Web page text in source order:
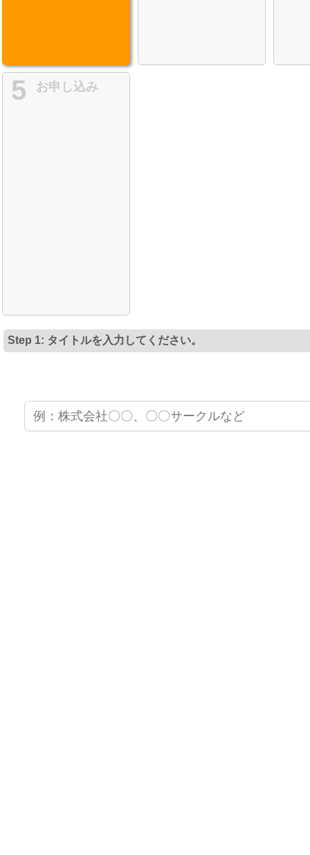
5 お申し込み
Step 1: タイトルを入力してください。